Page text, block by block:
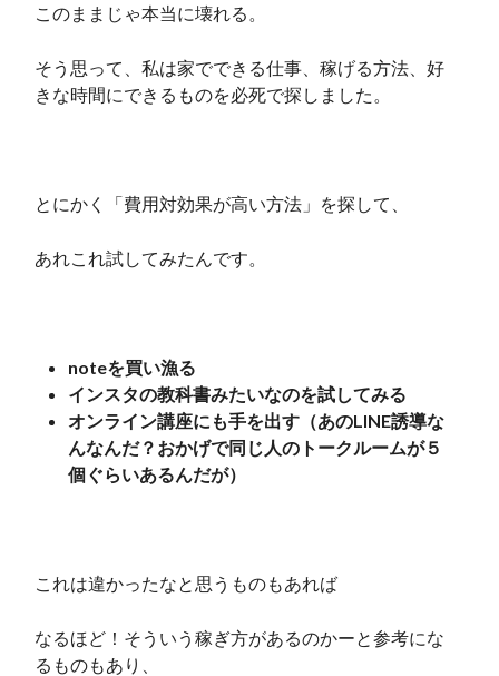
このままじゃ本当に壊れる。
そう思って、私は家でできる仕事、稼げる方法、好
きな時間にできるものを必死で探しました。
とにかく「費用対効果が高い方法」を探して、
あれこれ試してみたんです。
noteを買い漁る
インスタの教科書みたいなのを試してみる
オンライン講座にも手を出す（あのLINE誘導な
んなんだ？おかげで同じ人のトークルームが５
個ぐらいあるんだが）
これは違かったなと思うものもあれば
なるほど！そういう稼ぎ方があるのかーと参考にな
るものもあり、